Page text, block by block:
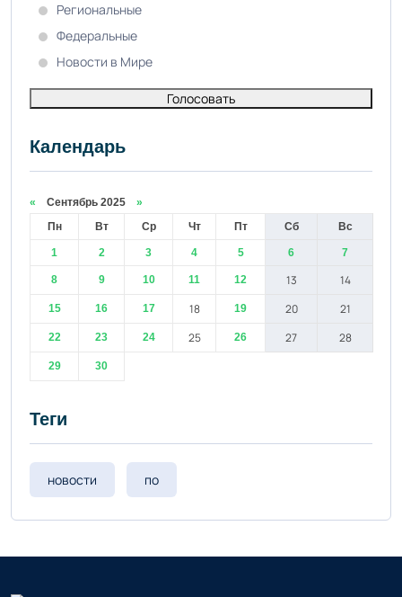
Региональные
Федеральные
Новости в Мире
Голосовать
Календарь
« Сентябрь 2025 »
Пн
Вт Ср Чт Пт Сб Вс
1 2 3 4 5 6 7
8 9 10 11 12 13 14
15 16 17 18 19 20 21
22 23 24 25 26 27 28
29 30
Теги
новости по